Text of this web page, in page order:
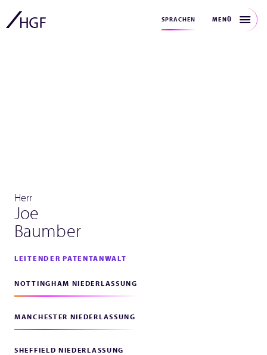
SPRACHEN MENÜ
Herr
Joe
Baumber
LEITENDER PATENTANWALT
NOTTINGHAM NIEDERLASSUNG
MANCHESTER NIEDERLASSUNG
SHEFFIELD NIEDERLASSUNG